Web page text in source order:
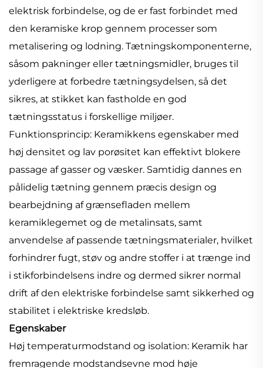
elektrisk forbindelse, og de er fast forbindet med
den keramiske krop gennem processer som
metalisering og lodning. Tætningskomponenterne,
såsom pakninger eller tætningsmidler, bruges til
yderligere at forbedre tætningsydelsen, så det
sikres, at stikket kan fastholde en god
tætningsstatus i forskellige miljøer.
Funktionsprincip: Keramikkens egenskaber med
høj densitet og lav porøsitet kan effektivt blokere
passage af gasser og væsker. Samtidig dannes en
pålidelig tætning gennem præcis design og
bearbejdning af grænsefladen mellem
keramiklegemet og de metalinsats, samt
anvendelse af passende tætningsmaterialer, hvilket
forhindrer fugt, støv og andre stoffer i at trænge ind
i stikforbindelsens indre og dermed sikrer normal
drift af den elektriske forbindelse samt sikkerhed og
stabilitet i elektriske kredsløb.
Egenskaber
Høj temperaturmodstand og isolation: Keramik har
fremragende modstandsevne mod høje